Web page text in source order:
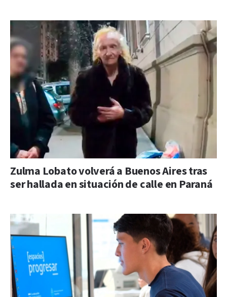
Zulma Lobato volverá a Buenos Aires tras
ser hallada en situación de calle en Paraná